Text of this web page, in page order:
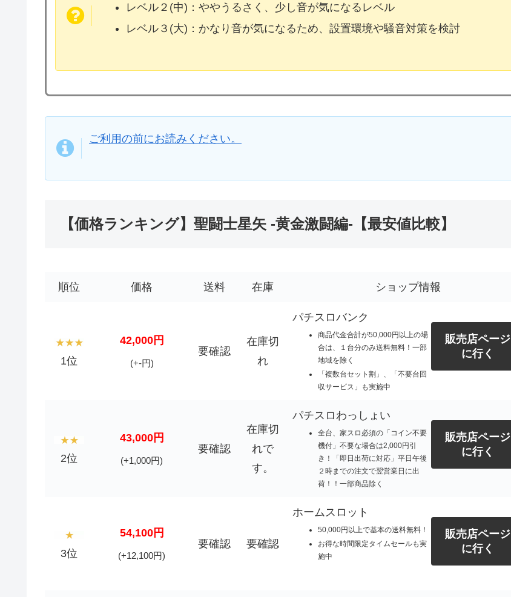
レベル２(中)：ややうるさく、少し音が気になるレベル
レベル３(大)：かなり音が気になるため、設置環境や騒音対策を検討
ご利用の前にお読みください。
【価格ランキング】聖闘士星矢 -黄金激闘編-【最安値比較】
順位 価格 送料 在庫 ショップ情報
1位
42,000円
(+-円)
要確認
在庫切
れ
パチスロバンク
商品代金合計が50,000円以上の場
合は、１台分のみ送料無料！一部
地域を除く
「複数台セット割」、「不要台回
収サービス」も実施中
販売店ページ
に行く
2位
43,000円
(+1,000円)
要確認
在庫切
れで
す。
パチスロわっしょい
全台、家スロ必須の「コイン不要
機付」不要な場合は2,000円引
き！「即日出荷に対応」平日午後
２時までの注文で翌営業日に出
荷！！一部商品除く
販売店ページ
に行く
3位
54,100円
(+12,100円)
要確認 要確認
ホームスロット
50,000円以上で基本の送料無料！
お得な時間限定タイムセールも実
施中
販売店ページ
に行く